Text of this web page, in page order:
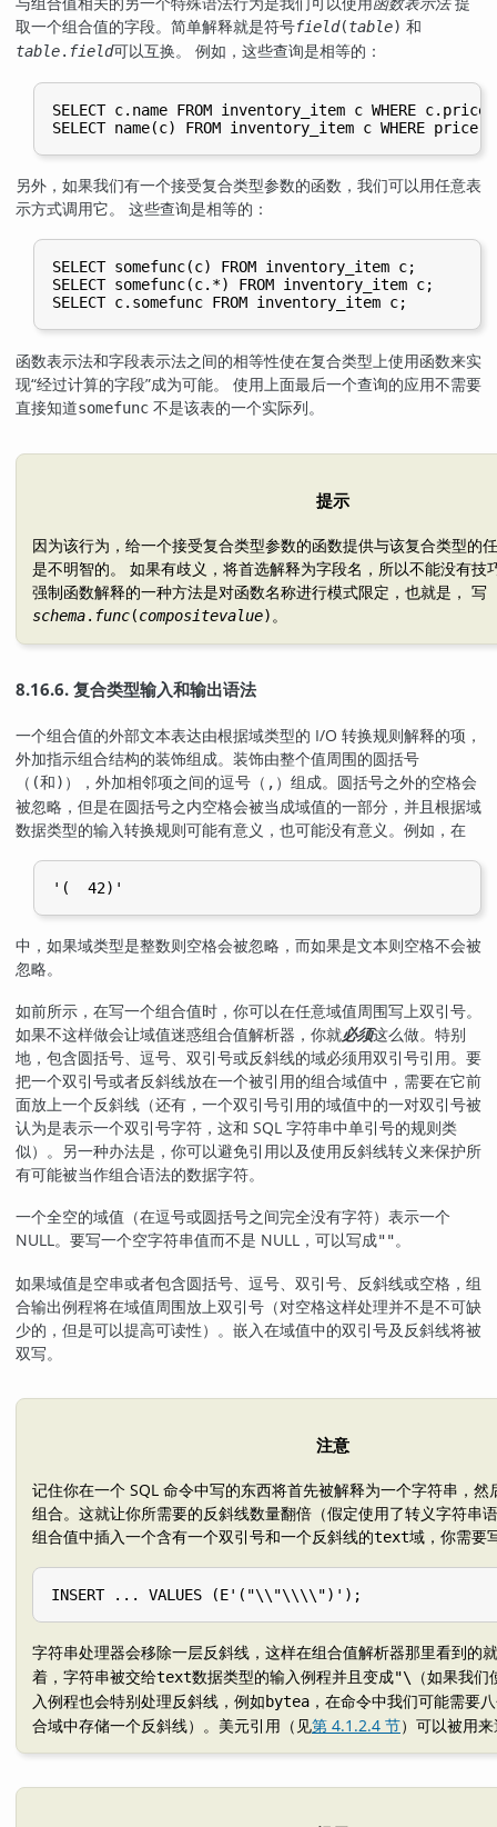
取一个组合值的字段。简单解释就是符号field(table) 和
table. field可以互换。 例如，这些查询是相等的：
SELECT c.name FROM inventory_item c WHERE
SELECT name(c) FROM inventory_item c WHERE
另外，如果我们有一个接受复合类型参数的函数，我们可以用任意表
示方式调用它。 这些查询是相等的：
SELECT somefunc(c) FROM inventory_item c;
SELECT somefunc(c.*) FROM inventory_item c;
SELECT c.somefunc FROM inventory_item c;
函数表示法和字段表示法之间的相等性使在复合类型上使用函数来实
现“经过计算的字段”成为可能。 使用上面最后一个查询的应用不需要
直接知道somefunc 不是该表的一个实际列。
提示
因为该行为，给一个接受复合类型参数的函数提供与该复合类型的
是不明智的。 如果有歧义，将首选解释为字段名，所以不能没有技
强制函数解释的一种方法是对函数名称进行模式限定，也就是， 写
schema. func(compositevalue)。
8.16.6. 复合类型输入和输出语法
一个组合值的外部文本表达由根据域类型的 I/O 转换规则解释的项，
外加指示组合结构的装饰组成。装饰由整个值周围的圆括号
（ (和) ），外加相邻项之间的逗号（ , ）组成。圆括号之外的空格会
被忽略，但是在圆括号之内空格会被当成域值的一部分，并且根据域
数据类型的输入转换规则可能有意义，也可能没有意义。例如，在
'(  42)'
中，如果域类型是整数则空格会被忽略，而如果是文本则空格不会被
忽略。
如前所示，在写一个组合值时，你可以在任意域值周围写上双引号。
如果不这样做会让域值迷惑组合值解析器，你就必须这么做。特别
地，包含圆括号、逗号、双引号或反斜线的域必须用双引号引用。要
把一个双引号或者反斜线放在一个被引用的组合域值中，需要在它前
面放上一个反斜线（还有，一个双引号引用的域值中的一对双引号被
认为是表示一个双引号字符，这和 SQL 字符串中单引号的规则类
似）。另一种办法是，你可以避免引用以及使用反斜线转义来保护所
有可能被当作组合语法的数据字符。
一个全空的域值（在逗号或圆括号之间完全没有字符）表示一个
NULL。要写一个空字符串值而不是 NULL，可以写成""。
如果域值是空串或者包含圆括号、逗号、双引号、反斜线或空格，组
合输出例程将在域值周围放上双引号（对空格这样处理并不是不可缺
少的，但是可以提高可读性）。嵌入在域值中的双引号及反斜线将被
双写。
注意
记住你在一个 SQL 命令中写的东西将首先被解释为一个字符串，然
组合。这就让你所需要的反斜线数量翻倍（假定使用了转义字符串
组合值中插入一个含有一个双引号和一个反斜线的text域，你需要
INSERT ... VALUES (E'("\\"\\\\")');
字符串处理器会移除一层反斜线，这样在组合值解析器那里看到的
着，字符串被交给text数据类型的输入例程并且变成"\
（如果我
入例程也会特别处理反斜线，例如bytea ，在命令中我们可能需要
合域中存储一个反斜线）。美元引用（见第 4.1.2.4 节）可以被用